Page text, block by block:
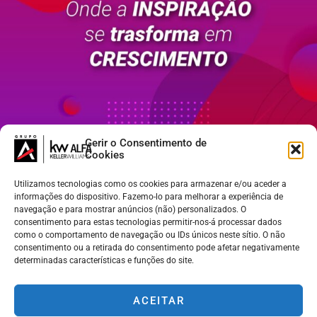
Gerir o Consentimento de
Cookies
Utilizamos tecnologias como os cookies para armazenar e/ou aceder a
informações do dispositivo. Fazemo-lo para melhorar a experiência de
navegação e para mostrar anúncios (não) personalizados. O
consentimento para estas tecnologias permitir-nos-á processar dados
como o comportamento de navegação ou IDs únicos neste sítio. O não
consentimento ou a retirada do consentimento pode afetar negativamente
determinadas características e funções do site.
ACEITAR
SABER MAIS
gestão independente.